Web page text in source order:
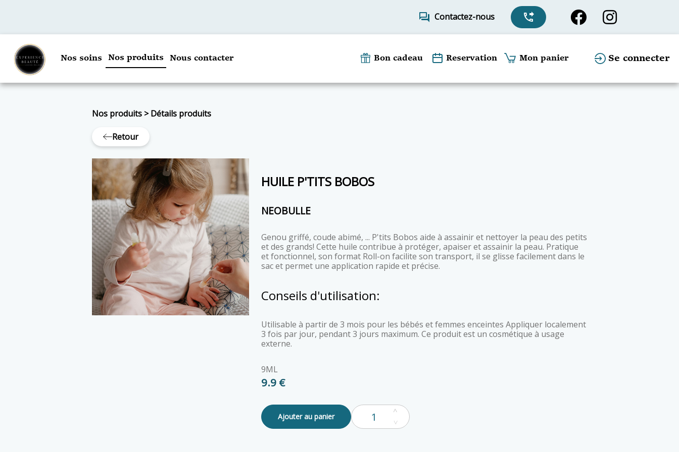
forum Contactez-nous phone_forwarded
Nos soins Nos produits Nous contacter Bon cadeau Reservation Mon panier Se connecter
Nos produits>Détails produits
Retour
HUILE P'TITS BOBOS
NEOBULLE
Genou griffé, coude abimé, ... P'tits Bobos aide à assainir et nettoyer la peau des petits
et des grands! Cette huile contribue à protéger, apaiser et assainir la peau. Pratique
et fonctionnel, son format Roll-on facilite son transport, il se glisse facilement dans le
sac et permet une application rapide et précise.
Conseils d'utilisation:
Utilisable à partir de 3 mois pour les bébés et femmes enceintes Appliquer localement
3 fois par jour, pendant 3 jours maximum. Ce produit est un cosmétique à usage
externe.
9ML
9.9 €
Ajouter au panier